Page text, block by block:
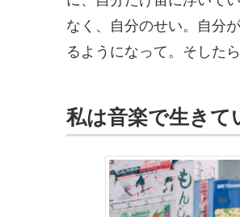
なく、自分のせい。自分
るようになって。そしたら
私は音楽で生き